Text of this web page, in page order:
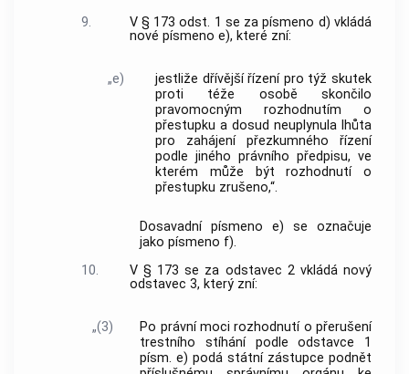
9.
V § 173 odst. 1 se za písmeno d) vkládá
nové písmeno e), které zní:
„e)
jestliže dřívější řízení pro týž skutek
proti téže osobě skončilo
pravomocným rozhodnutím o
přestupku a dosud neuplynula lhůta
pro zahájení přezkumného řízení
podle jiného právního předpisu, ve
kterém může být rozhodnutí o
přestupku zrušeno,“.
Dosavadní písmeno e) se označuje
jako písmeno f).
10.
V § 173 se za odstavec 2 vkládá nový
odstavec 3, který zní:
„(3)
Po právní moci rozhodnutí o přerušení
trestního stíhání podle odstavce 1
písm. e) podá státní zástupce podnět